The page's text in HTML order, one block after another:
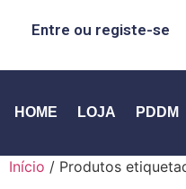
Entre ou registe-se
HOME LOJA PDDM
Início / Produtos